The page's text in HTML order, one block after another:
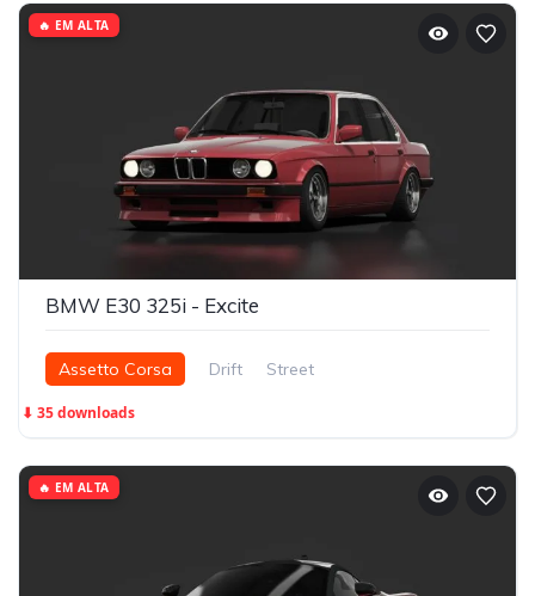
BMW E30 325i - Excite
Assetto Corsa Drift Street
⬇ 35 downloads
🔥 EM ALTA
🔥 EM ALTA